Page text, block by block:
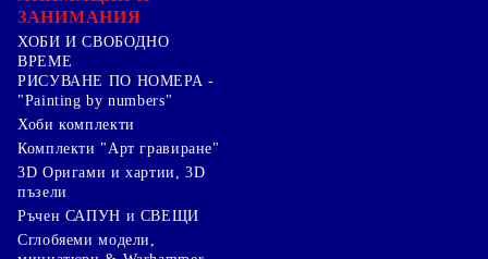
ЗАНИМАНИЯ
ХОБИ И СВОБОДНО
ВРЕМЕ
РИСУВАНЕ ПО НОМЕРА -
"Painting by numbers"
Хоби комплекти
Комплекти "Арт гравиране"
3D Оригами и хартии, 3D
пъзели
Ръчен САПУН и СВЕЩИ
Сглобяеми модели,